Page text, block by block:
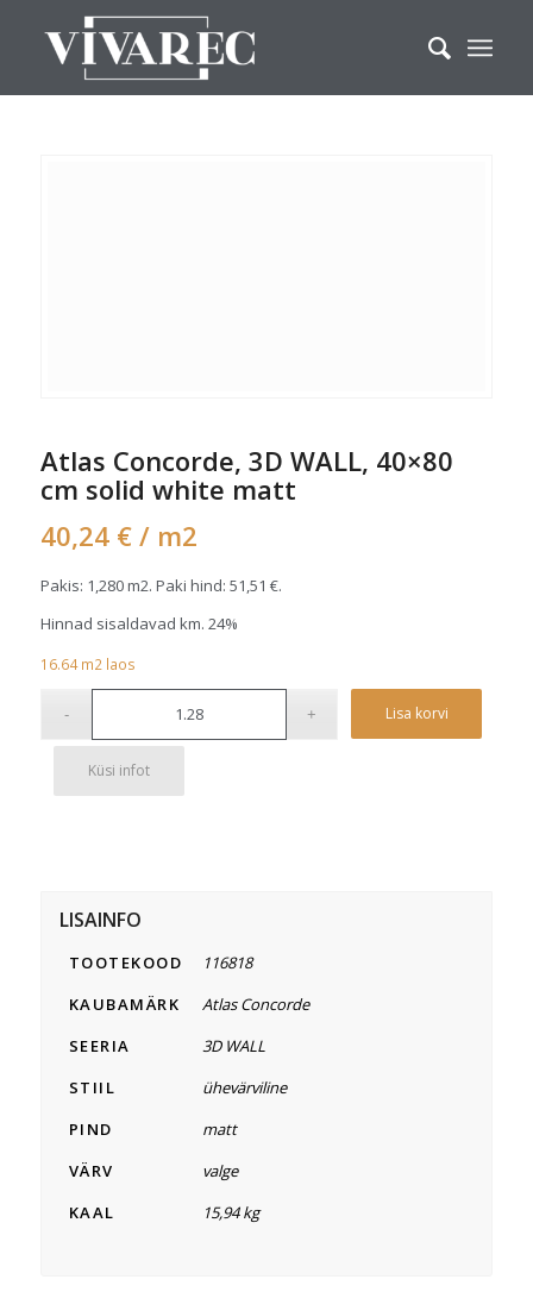
Atlas Concorde, 3D WALL, 40×80
cm solid white matt
40,24 € / m2
Pakis: 1,280 m2. Paki hind: 51,51 €.
Hinnad sisaldavad km. 24%
16.64m2laos
Lisa korvi
Küsi infot
LISAINFO
TOOTEKOOD
116818
KAUBAMÄRK
Atlas Concorde
SEERIA
3D WALL
STIIL
ühevärviline
PIND
matt
VÄRV
valge
KAAL
15,94 kg